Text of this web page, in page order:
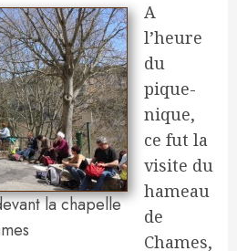
la chapelle
A
l’heure
du
pique-
nique,
ce fut la
visite du
hameau
de
Chames,